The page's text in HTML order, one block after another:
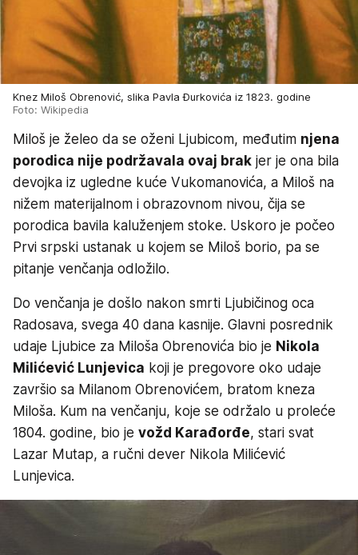
Knez Miloš Obrenović, slika Pavla Đurkovića iz 1823. godine
Foto: Wikipedia
Miloš je želeo da se oženi Ljubicom, međutim njena
porodica nije podržavala ovaj brak jer je ona bila
devojka iz ugledne kuće Vukomanovića, a Miloš na
nižem materijalnom i obrazovnom nivou, čija se
porodica bavila kaluženjem stoke. Uskoro je počeo
Prvi srpski ustanak u kojem se Miloš borio, pa se
pitanje venčanja odložilo.
Do venčanja je došlo nakon smrti Ljubičinog oca
Radosava, svega 40 dana kasnije. Glavni posrednik
udaje Ljubice za Miloša Obrenovića bio je Nikola
Milićević Lunjevica koji je pregovore oko udaje
završio sa Milanom Obrenovićem, bratom kneza
Miloša. Kum na venčanju, koje se održalo u proleće
1804. godine, bio je vožd Karađorđe, stari svat
Lazar Mutap, a ručni dever Nikola Milićević
Lunjevica.